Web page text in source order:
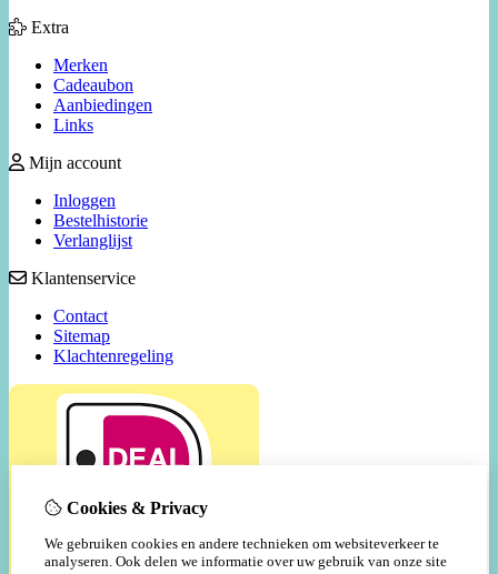
Extra
Merken
Cadeaubon
Aanbiedingen
Links
Mijn account
Inloggen
Bestelhistorie
Verlanglijst
Klantenservice
Contact
Sitemap
Klachtenregeling
Cookies & Privacy
We gebruiken cookies en andere technieken om websiteverkeer te
analyseren. Ook delen we informatie over uw gebruik van onze site